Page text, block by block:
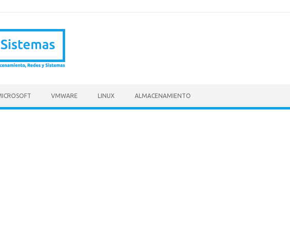
VMWARE LINUX ALMACENAMIENTO